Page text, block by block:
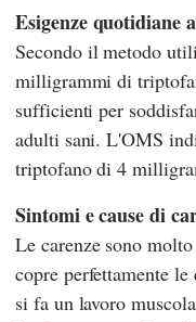
Esigenze quotidiane
Secondo il metodo
milligrammi di
sufficienti per
adulti sani. L'OMS
triptofano di 4
Sintomi e cause di
Le carenze sono
copre perfettamente
si fa un lavoro